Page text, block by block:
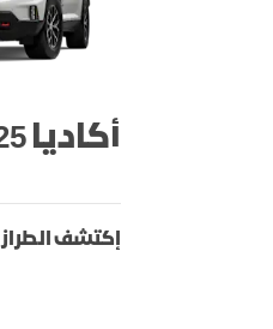
أكاديا 2025
إكتشف الطراز